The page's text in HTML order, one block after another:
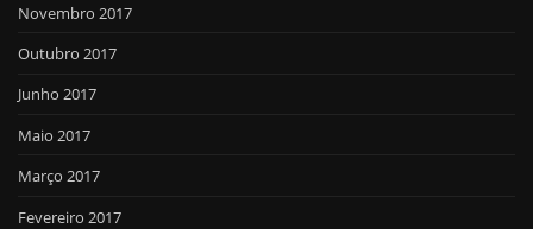
Novembro 2017
Outubro 2017
Junho 2017
Maio 2017
Março 2017
Fevereiro 2017